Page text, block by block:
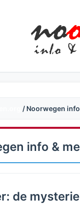
/ Noorwegen
info &
de